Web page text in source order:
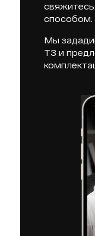
способом.
Мы
ТЗ и